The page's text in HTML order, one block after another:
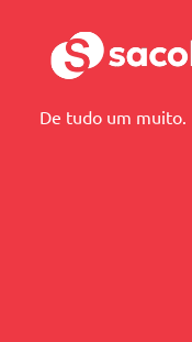
De tudo um muito.